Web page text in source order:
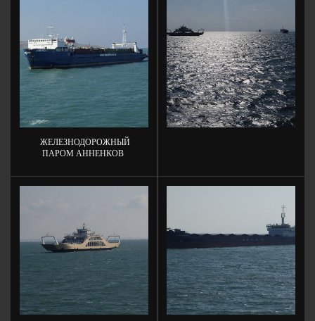
ЖЕЛЕЗНОДОРОЖНЫЙ
ПАРОМ АННЕНКОВ